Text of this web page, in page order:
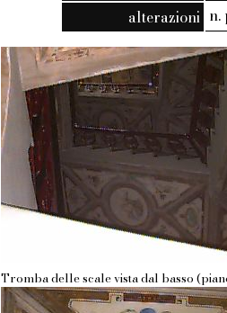
alterazioni n.
Tromba delle scale vista dal basso